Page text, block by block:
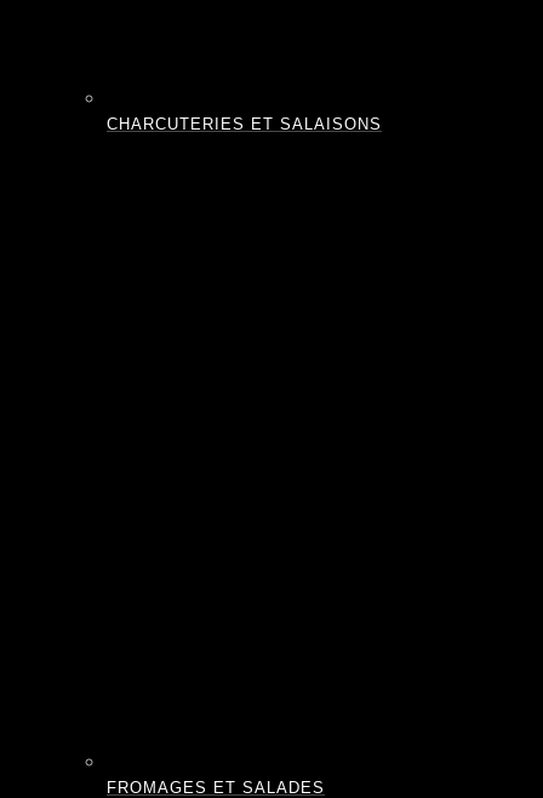
CHARCUTERIES ET SALAISONS
FROMAGES ET SALADES